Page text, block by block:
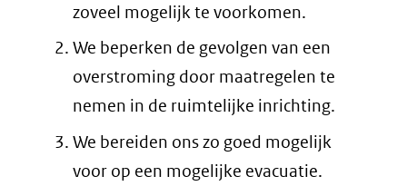
zoveel mogelijk te voorkomen.
We beperken de gevolgen van een
overstroming door maatregelen te
nemen in de ruimtelijke inrichting.
We bereiden ons zo goed mogelijk
voor op een mogelijke evacuatie.